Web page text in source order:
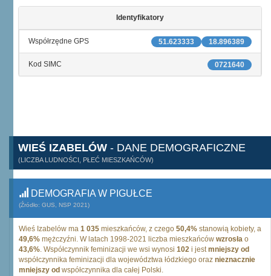
Identyfikatory
18.896389
51.623333
Współrzędne GPS
0721640
Kod SIMC
WIEŚ IZABELÓW - DANE DEMOGRAFICZNE
(LICZBA LUDNOŚCI, PŁEĆ MIESZKAŃCÓW)
DEMOGRAFIA W PIGUŁCE
(Źródło: GUS, NSP 2021)
Wieś Izabelów ma 1 035 mieszkańców, z czego 50,4% stanowią kobiety, a
49,6% mężczyźni. W latach 1998-2021 liczba mieszkańców wzrosła o
43,6%. Współczynnik feminizacji we wsi wynosi 102 i jestmniejszy od
współczynnika feminizacji dla województwa łódzkiego oraz nieznacznie
mniejszy od współczynnika dla całej Polski.